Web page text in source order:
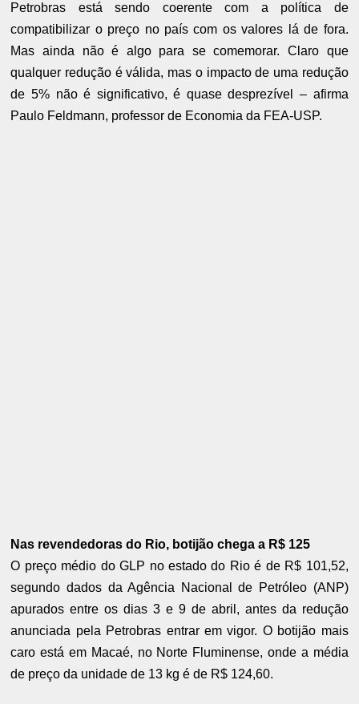
Petrobras está sendo coerente com a política de
compatibilizar o preço no país com os valores lá de fora.
Mas ainda não é algo para se comemorar. Claro que
qualquer redução é válida, mas o impacto de uma redução
de 5% não é significativo, é quase desprezível – afirma
Paulo Feldmann, professor de Economia da FEA-USP.
Nas revendedoras do Rio, botijão chega a R$ 125
O preço médio do GLP no estado do Rio é de R$ 101,52,
segundo dados da Agência Nacional de Petróleo (ANP)
apurados entre os dias 3 e 9 de abril, antes da redução
anunciada pela Petrobras entrar em vigor. O botijão mais
caro está em Macaé, no Norte Fluminense, onde a média
de preço da unidade de 13 kg é de R$ 124,60.